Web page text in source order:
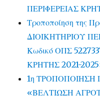
ΠΕΡΙΦΕΡΕΙΑΣ
Τροποποίηση της
ΔΙΟΙΚΗΤΗΡΙΟΥ
Κωδικό ΟΠΣ
ΚΡΗΤΗΣ 2021-
1η
«ΒΕΛΤΙΩΣΗ